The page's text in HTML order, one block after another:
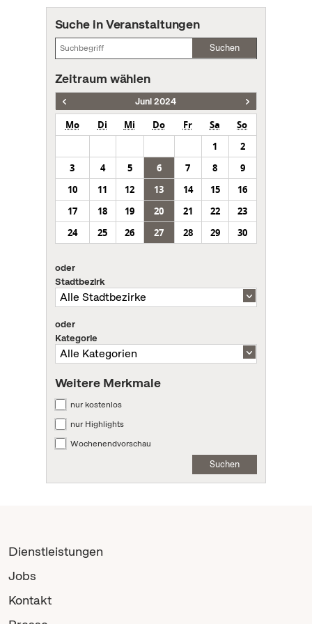
Suche in Veranstaltungen
Suchen
Zeitraum wählen
Juni 2024
Mo Di Mi Do Fr Sa
So
1
2
3
4 5 6 7 8
9
10
11 12 13 14 15
16
17
18 19 20 21 22
23
24
25 26 27 28 29 30
oder
Stadtbezirk
oder
Kategorie
Weitere Merkmale
nur kostenlos
nur Highlights
Wochenendvorschau
Suchen
Dienstleistungen
Jobs
Kontakt